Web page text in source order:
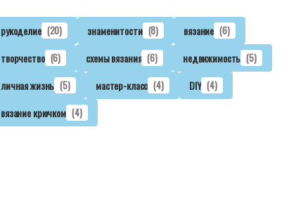
рукоделие (20) знаменитости (8) вязание (6)
творчество (6) схемы вязания (6) недвижимость (5)
личная жизнь (5) мастер-класс (4) DIY (4)
вязание крючком (4)